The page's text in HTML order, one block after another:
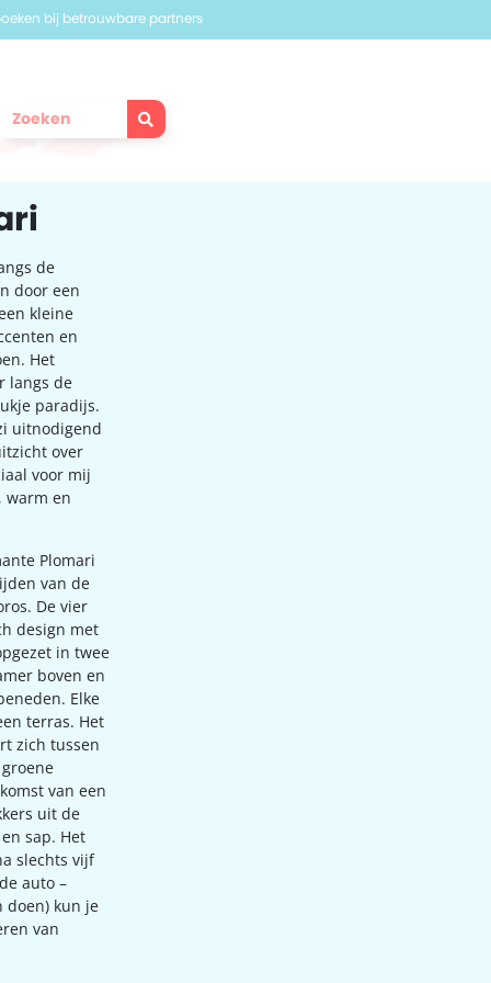
bij betrouwbare partners
de
door een
kleine
en
Het
langs de
paradijs.
uitnodigend
over
voor mij
warm en
Plomari
van de
De vier
design met
in twee
boven en
Elke
terras. Het
zich tussen
van een
uit de
sap. Het
slechts vijf
auto –
doen) kun je
van